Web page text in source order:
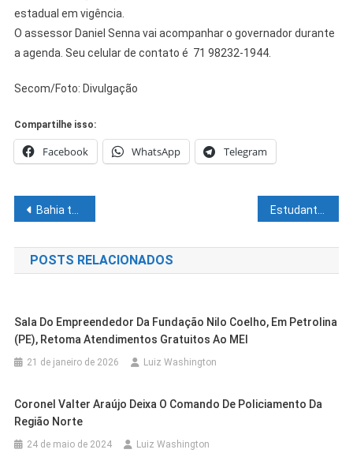
estadual em vigência.
O assessor Daniel Senna vai acompanhar o governador durante
a agenda. Seu celular de contato é 71 98232-1944.
Secom/Foto: Divulgação
Compartilhe isso:
Facebook WhatsApp Telegram
Navegação
de
Post
Bahia tem nove PPPs e 40 concessões e prevê novos contratos em 2022 Estudantes com mais de 18 anos terão que apresentar comprovante de vacinação contra Covid-19 nas escolas
POSTS RELACIONADOS
Sala Do Empreendedor Da Fundação Nilo Coelho, Em Petrolina
(PE), Retoma Atendimentos Gratuitos Ao MEI
21 de janeiro de 2026 Luiz Washington
Coronel Valter Araújo Deixa O Comando De Policiamento Da
Região Norte
24 de maio de 2024 Luiz Washington